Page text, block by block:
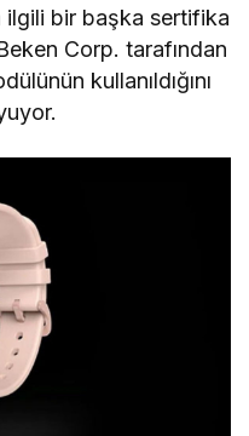
ilgili bir başka sertifika
Corp. tarafından
kullanıldığını